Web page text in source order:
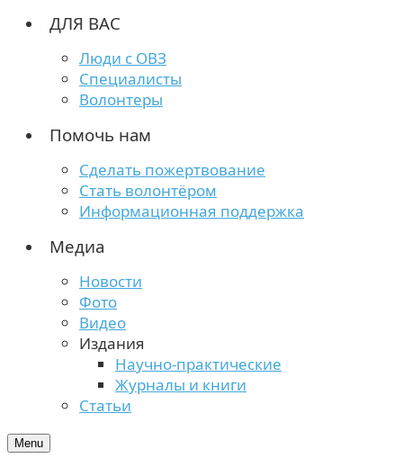
ДЛЯ ВАС
Люди с ОВЗ
Специалисты
Волонтеры
Помочь нам
Сделать пожертвование
Стать волонтёром
Информационная поддержка
Медиа
Новости
Фото
Видео
Издания
Научно-практические
Журналы и книги
Статьи
Menu